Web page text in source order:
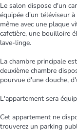
Le salon dispose d'un
équipée d'un téléviseur
même avec une plaque
cafetière, une bouilloire
lave-linge.
La chambre principale
deuxième chambre
pourvue d'une douche,
L'appartement sera
Cet appartement ne
trouverez un parking